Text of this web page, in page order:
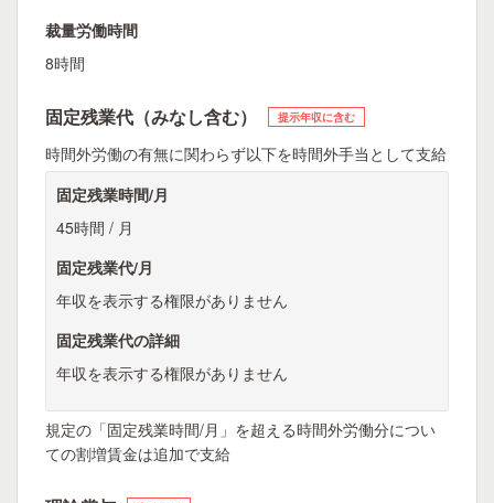
裁量労働時間
8時間
固定残業代（みなし含む） 提示年収に含む
時間外労働の有無に関わらず以下を時間外手当として支給
固定残業時間/月
45時間 / 月
固定残業代/月
年収を表示する権限がありません
固定残業代の詳細
年収を表示する権限がありません
規定の「固定残業時間/月」を超える時間外労働分につい
ての割増賃金は追加で支給